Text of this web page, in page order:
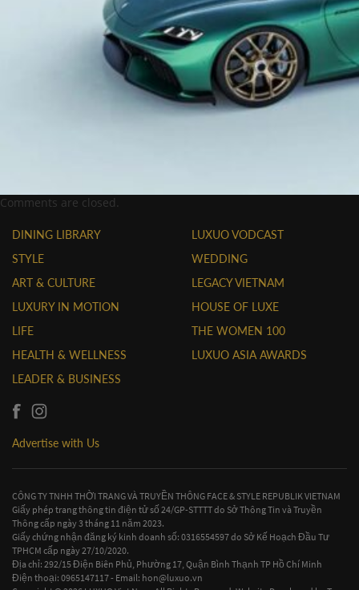
Comments are closed.
DINING LIBRARY
STYLE
ART & CULTURE
LUXURY IN MOTION
LIFE
HEALTH & WELLNESS
LEADER & BUSINESS
LUXUO VODCAST
WEDDING
LEGACY VIETNAM
HOUSE OF LUXE
THE WOMEN 100
LUXUO ASIA AWARDS
Advertise with Us
CÔNG TY TNHH THỜI TRANG VÀ TRUYỀN THÔNG FACE & STYLE REPUBLIK VIETNAM
Giấy phép trang thông tin điện tử số 24/GP-STTTT do Sở Thông Tin và Truyền
Thông cấp ngày 3 tháng 11 năm 2023.
Giấy chứng nhận đăng ký kinh doanh số: 0316554597 do Sở Kế Hoạch Đầu Tư
TPHCM cấp ngày 27/10/2020.
Địa chỉ: 292/15 Điện Biên Phủ, Phường 17, Quận Bình Thạnh TP Hồ Chí Minh
Điện thoại: 0965147117 - Email: hon@luxuo.vn